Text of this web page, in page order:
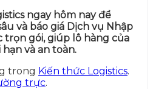
ngay hôm nay để
và báo giá Dịch vụ Nhập
trọn gói, giúp lô hàng của
và an toàn.
trong Kiến thức Logistics.
trực.